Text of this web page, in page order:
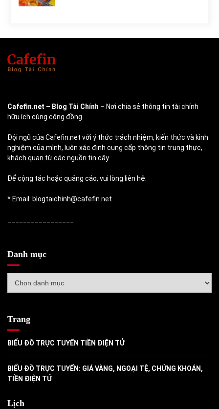
Cafefin.net – Blog Tài Chính – Nơi chia sẻ thông tin tài chính
hữu ích cùng cộng đồng.
Đội ngũ của Cafefin.net với ý thức trách nhiệm, kiến thức và kinh
nghiệm của mình, luôn xác định cung cấp thông tin trung thực,
khách quan từ các nguồn tin cậy.
Để cộng tác hoặc quảng cáo, vui lòng liên hệ:
* Email: blogtaichinh@cafefin.net
Danh mục
mục
Trang
BIỂU ĐỒ TRỰC TUYẾN TIỀN ĐIỆN TỬ
BIỂU ĐỒ TRỰC TUYẾN: GIÁ VÀNG, NGOẠI TỆ, CHỨNG KHOÁN,
TIỀN ĐIỆN TỬ
Lịch